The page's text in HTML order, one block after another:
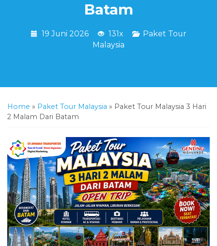
Batam
19 Juni 2026 131x
Paket Tour
Malaysia
Home » Paket Tour Malaysia » Paket Tour Malaysia 3 Hari
2 Malam Dari Batam